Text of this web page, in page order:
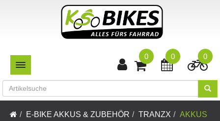
TOGGLE NAVIGATION
0
0
0
E-BIKE AKKUS & ZUBEHÖR TRANZX AKKUS